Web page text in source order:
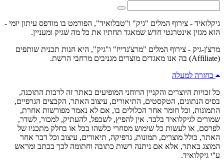
גיקלואיד - צירוף המלים "גיק" ו"טבלואיד", הפורמט בו מודפס עיתון יומי -
הוא מגזין אינטרנטי חדש שמאגד תחתיו את כל מה שגיק ומעניין.
מרצ'ן-גיק - צירוף המלים "מרצ'נדייז" ו"גיק", היא חנות תכנית שותפים
(Affiliate) בה אנו מאגדים מוצרים מגניבים מרחבי הרשת.
בחזרה למעלה
כל זכויות היוצרים והקניין הרוחני המופיעים באתר זה לרבות התוכנה,
בסיס הנתונים, הטקסטים, התיאורים, עיצוב האתר, הקבצים הגרפיים,
התמונות, וכל חומר אחר הכלולים בו, אם לא נאמר מפורשות אחרת,
שמורים לגיקלואיד בלבד. אין להפיץ, לשכפל, להעתיק, למכור, לשדר,
לפרסם, או לעשות כל שימוש מסחרי כלשהו בכל או בחלק מתכניו של
האתר, כולל מוצרים, תמונות, גרפיקה, תיאורים, עיצוב וכל דבר אחר
המוצג באתר, אלא אם ניתנה רשות כתובה וחתומה לכך בכתב ומראש
ע''י גיקלואיד.